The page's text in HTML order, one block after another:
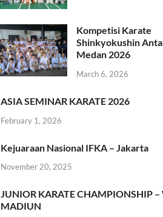
Kompetisi Karate
Shinkyokushin
Medan 2026
March 6, 2026
ASIA SEMINAR KARATE 2026
February 1, 2026
Kejuaraan Nasional IFKA – Jakarta
November 20, 2025
JUNIOR KARATE CHAMPIONSHIP
MADIUN